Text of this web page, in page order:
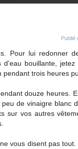
Publié
Pour lui redonner
bouillante, jetez
trois heures
douze heures.
de vinaigre blanc
sur vos autres
vous disent pas